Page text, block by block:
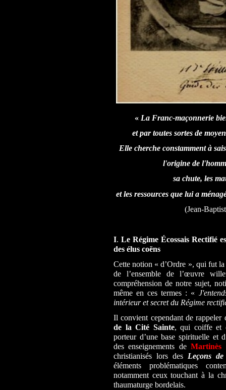
« La Franc-maçonnerie
et par toutes sortes de
Elle cherche constamment à
l'origine de
sa chute, les
et les ressources que lui a
(Jean-
I.Le Régime Écossais Rectifié
des élus coëns
Cette notion « d’Ordre », qui fut
de l’ensemble de l’œuvre
compréhension de notre sujet,
même en ces termes : «
intérieur et secret du Régime
Il convient cependant de rappeler
de la Cité Sainte, qui coiffe et
porteur d’une base spirituelle et
des enseignements deMartinès
christianisés lors des Leçons
éléments problématiques
notamment ceux touchant à la
thaumaturge bordelais.